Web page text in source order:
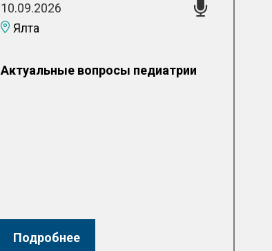
10.09.2026
Ялта
Актуальные вопросы педиатрии
Подробнее